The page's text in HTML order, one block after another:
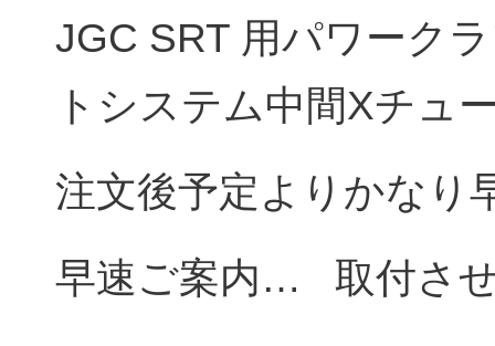
JGC SRT 用パワーク
トシステム中間Xチュ
注文後予定よりかなり
早速ご案内… 取付さ